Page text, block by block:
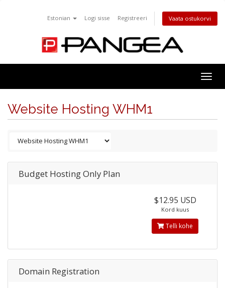
Estonian Logi sisse Registreeri Vaata ostukorvi
Website Hosting WHM1
Budget Hosting Only Plan
$12.95 USD
Kord kuus
Telli kohe
Domain Registration